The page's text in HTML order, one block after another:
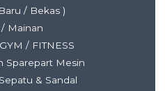
/ Bekas )
/ Mainan
/ FITNESS
Sparepart Mesin
& Sandal